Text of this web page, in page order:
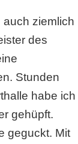
auch ziemlich
des
Stunden
habe ich
gehüpft.
geguckt. Mit